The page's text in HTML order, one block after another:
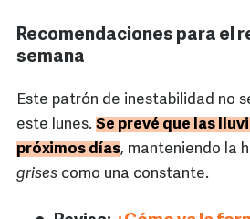
Recomendaciones para el
semana
Este patrón de inestabilidad no
este lunes. Se prevé que las
próximos días, manteniendo la
grises como una constante.